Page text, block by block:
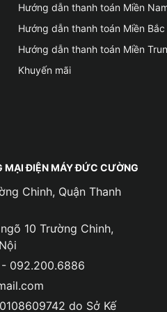
Hướng dẫn thanh toán Miền
Hướng dẫn thanh toán Miền Bắc
Hướng dẫn thanh toán Miền
Khuyến mãi
MẠI ĐIỆN MÁY ĐỨC CƯỜNG
Chinh, Quận Thanh
10 Trường Chinh,
- 092.200.6886
0108609742 do Sở Kế